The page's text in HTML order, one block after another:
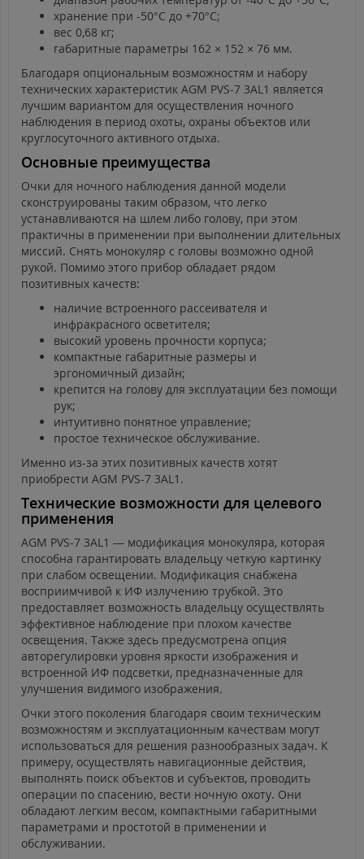
хранение при -50°C до +70°C;
вес 0,68 кг;
габаритные параметры 162 × 152 × 76 мм.
Благодаря опциональным возможностям и набору
технических характеристик AGM PVS-7 3AL1 является
лучшим вариантом для осуществления ночного
наблюдения в период охоты, охраны объектов или
круглосуточного активного отдыха.
Основные преимущества
Очки для ночного наблюдения данной модели
сконструированы таким образом, что легко
устанавливаются на шлем либо голову, при этом
практичны в применении при выполнении длительных
миссий. Снять монокуляр с головы возможно одной
рукой. Помимо этого прибор обладает рядом
позитивных качеств:
наличие встроенного рассеивателя и
инфракрасного осветителя;
высокий уровень прочности корпуса;
компактные габаритные размеры и
эргономичный дизайн;
крепится на голову для эксплуатации без помощи
рук;
интуитивно понятное управление;
простое техническое обслуживание.
Именно из-за этих позитивных качеств хотят
приобрести AGM PVS-7 3AL1.
Технические возможности для целевого
применения
AGM PVS-7 3AL1 — модификация монокуляра, которая
способна гарантировать владельцу четкую картинку
при слабом освещении. Модификация снабжена
восприимчивой к ИФ излучению трубкой. Это
предоставляет возможность владельцу осуществлять
эффективное наблюдение при плохом качестве
освещения. Также здесь предусмотрена опция
авторегулировки уровня яркости изображения и
встроенной ИФ подсветки, предназначенные для
улучшения видимого изображения.
Очки этого поколения благодаря своим техническим
возможностям и эксплуатационным качествам могут
использоваться для решения разнообразных задач. К
примеру, осуществлять навигационные действия,
выполнять поиск объектов и субъектов, проводить
операции по спасению, вести ночную охоту. Они
обладают легким весом, компактными габаритными
параметрами и простотой в применении и
обслуживании.